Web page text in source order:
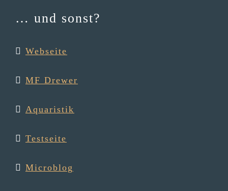
… und sonst?
Webseite
MF Drewer
Aqua­ris­tik
Testseite
Micro­blog